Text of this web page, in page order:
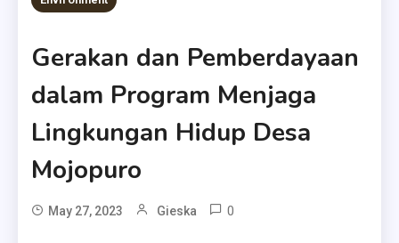
Gerakan dan Pemberdayaan
dalam Program Menjaga
Lingkungan Hidup Desa
Mojopuro
May 27, 2023 Gieska 0